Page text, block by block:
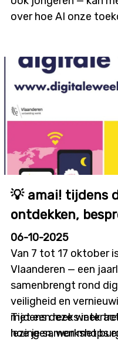
andere toepassingen
trots op wat
KdG Hogeschool,
warme
communicatie écht
iedereen.
over hoe AI onze
💡 amai! tijdens
ontdekken,
06-10-2025
Van 7 tot 17 oktober
Vlaanderen — een
samenbrengt rond
veiligheid en
met een reeks
hoe je samen met
Tijdens deze week
lezingen, workshops